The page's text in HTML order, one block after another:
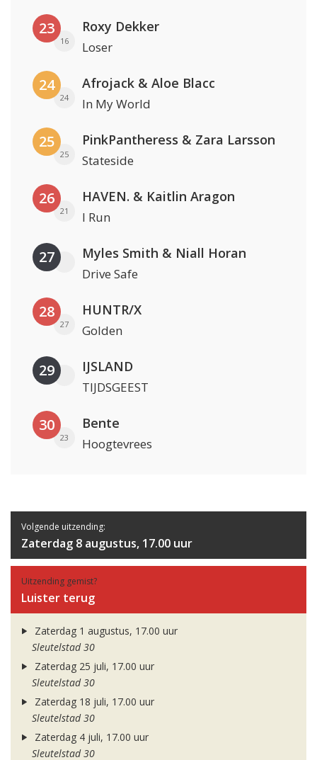
23
16
Roxy Dekker
Loser
24
24
Afrojack & Aloe Blacc
In My World
25
25
PinkPantheress & Zara Larsson
Stateside
26
21
HAVEN. & Kaitlin Aragon
I Run
27 Myles Smith & Niall Horan
Drive Safe
28
27
HUNTR/X
Golden
29 IJSLAND
TIJDSGEEST
30
23
Bente
Hoogtevrees
Volgende uitzending:
Zaterdag 8 augustus, 17.00 uur
Uitzending gemist?
Luister terug
Zaterdag 1 augustus, 17.00 uur
Sleutelstad 30
Zaterdag 25 juli, 17.00 uur
Sleutelstad 30
Zaterdag 18 juli, 17.00 uur
Sleutelstad 30
Zaterdag 4 juli, 17.00 uur
Sleutelstad 30